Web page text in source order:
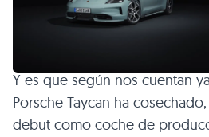
20.000 personas ya
primer depósito para
Y es que según nos cuentan
Porsche Taycan ha
debut como coche de